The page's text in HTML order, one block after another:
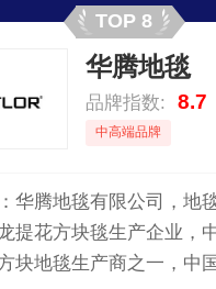
TOP 8
华腾地毯
品牌指数: 8.7
中高端品牌
华腾地毯有限公司，地
提花方块毯生产企业，
块地毯生产商之一，中